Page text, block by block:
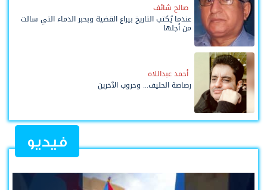
صالح شائف
عندما يُكتب التاريخ بيراع القضية وبحبر الدماء التي سالت
من أجلها
أحمد عبداللاه
رصاصة الحليف... وحروب الآخرين
فيديو